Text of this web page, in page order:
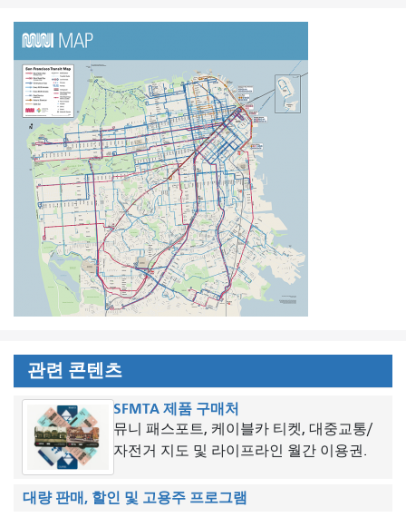
관련 콘텐츠
SFMTA 제품 구매처
뮤니 패스포트, 케이블카 티켓, 대중교통/
자전거 지도 및 라이프라인 월간 이용권.
대량 판매, 할인 및 고용주 프로그램